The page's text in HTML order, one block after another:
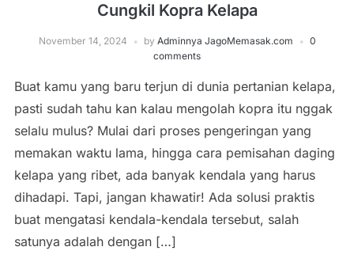
Cungkil Kopra Kelapa
November 14, 2024 by Adminnya JagoMemasak.com
0
comments
Buat kamu yang baru terjun di dunia pertanian kelapa,
pasti sudah tahu kan kalau mengolah kopra itu nggak
selalu mulus? Mulai dari proses pengeringan yang
memakan waktu lama, hingga cara pemisahan daging
kelapa yang ribet, ada banyak kendala yang harus
dihadapi. Tapi, jangan khawatir! Ada solusi praktis
buat mengatasi kendala-kendala tersebut, salah
satunya adalah dengan […]